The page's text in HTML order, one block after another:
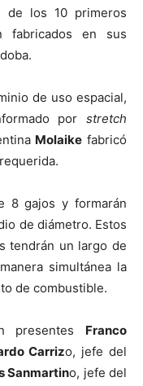
de los 10 primeros
fabricados en sus
de uso espacial,
por stretch
Molaike fabricó
8 gajos y formarán
de diámetro. Estos
tendrán un largo de
simultánea la
de combustible.
presentes Franco
Carrizo, jefe del
Sanmartino, jefe del